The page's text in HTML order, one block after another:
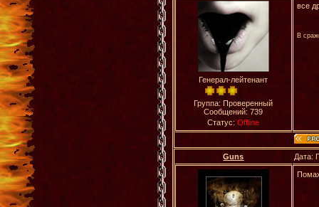
Генерал-лейтенант
Группа: Проверенный
Сообщений:739
Статус:Offline
все
В
Guns Дата: